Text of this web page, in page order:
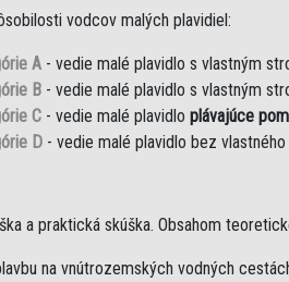
vodcov malých plavidiel:
A - vedie malé plavidlo s vlastným
B - vedie malé plavidlo s vlastným
C - vedie malé plavidlo plávajúce
D - vedie malé plavidlo bez
a praktická skúška. Obsahom
na vnútrozemských vodných